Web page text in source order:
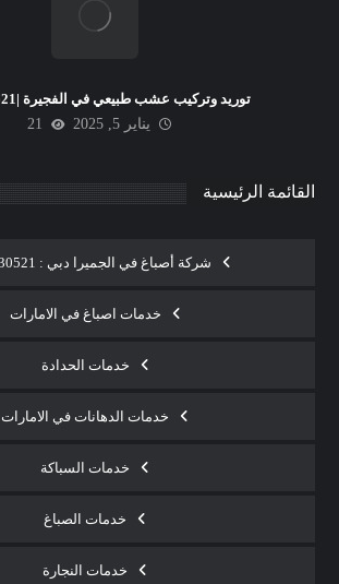
توريد وتركيب عشب طبيعي في الفجيرة |0565930521
يناير 5, 2025
21
القائمة الرئيسية
شركة أصباغ في الجميرا دبي : 0565930521
خدمات اصباغ في الامارات
خدمات الحدادة
خدمات الدهانات في الامارات
خدمات السباكة
خدمات الصباغ
خدمات النجارة